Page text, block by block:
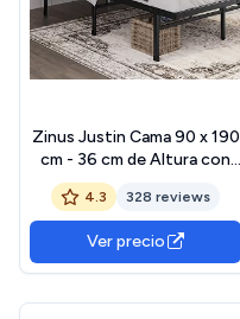
Zinus Justin Cama 90 x 190
cm - 36 cm de Altura con
Almacenamiento Debajo de
la Cama - Cama de
Plataforma de Metal –
Negro
4.3 328 reviews
Ver precio